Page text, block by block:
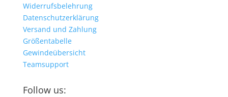
Widerrufsbelehrung
Datenschutzerklärung
Versand und Zahlung
Größentabelle
Gewindeübersicht
Teamsupport
Follow us: